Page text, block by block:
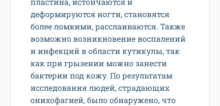
деформируются ногти, становятся
более ломкими, расслаиваются. Также
возможно возникновение воспалений
и инфекций в области кутикулы, так
как при грызении можно занести
бактерии под кожу. По результатам
исследования людей, страдающих
онихофагией, было обнаружено, что